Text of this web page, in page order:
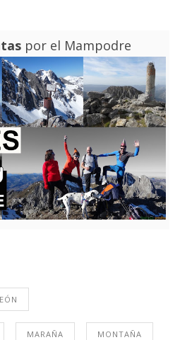
por el Mampodre
MARAÑA MONTAÑA